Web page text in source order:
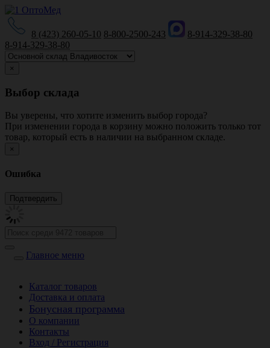
8 (423) 260-05-10 8-800-2500-243
8-914-329-38-80
8-914-329-38-80
×
Выбор склада
Вы уверены, что хотите изменить выбор города?
При изменении города в корзину можно положить только тот
товар, который есть в наличии на выбранном складе.
×
Ошибка
Главное меню
Каталог товаров
Доставка и оплата
Бонусная программа
О компании
Контакты
Вход / Регистрация